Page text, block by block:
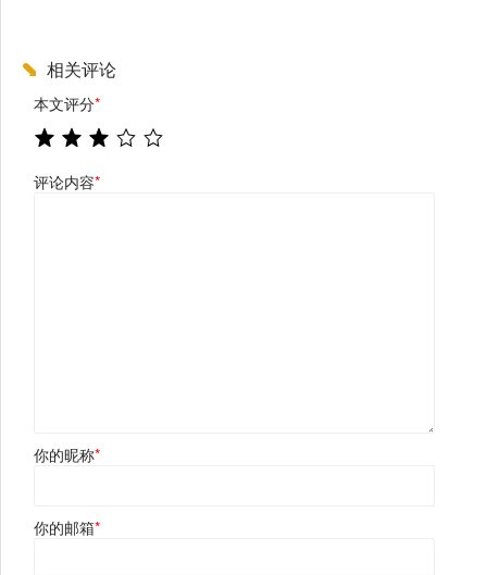
相关评论
本文评分*
评论内容*
你的昵称*
你的邮箱*